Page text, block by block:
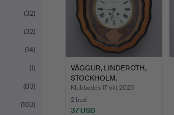
(32)
(32)
(14)
(1)
(83)
(103)
VÄGGUR, LINDEROTH,
STOCKHOLM.
Klubbades 17 okt 2025
2 bud
37 USD